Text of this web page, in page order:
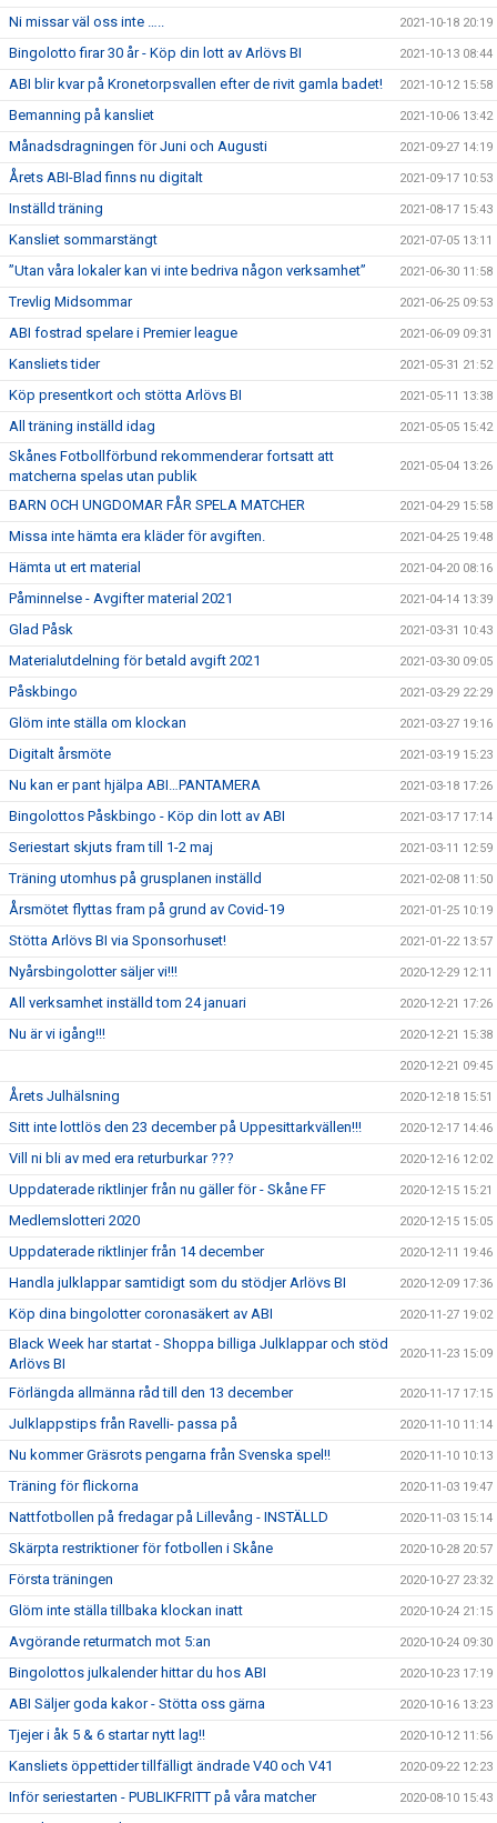
Ni missar väl oss inte ….. 2021-10-18 20:19
Bingolotto firar 30 år - Köp din lott av Arlövs BI 2021-10-13 08:44
ABI blir kvar på Kronetorpsvallen efter de rivit gamla badet! 2021-10-12 15:58
Bemanning på kansliet 2021-10-06 13:42
Månadsdragningen för Juni och Augusti 2021-09-27 14:19
Årets ABI-Blad finns nu digitalt 2021-09-17 10:53
Inställd träning 2021-08-17 15:43
Kansliet sommarstängt 2021-07-05 13:11
”Utan våra lokaler kan vi inte bedriva någon verksamhet” 2021-06-30 11:58
Trevlig Midsommar 2021-06-25 09:53
ABI fostrad spelare i Premier league 2021-06-09 09:31
Kansliets tider 2021-05-31 21:52
Köp presentkort och stötta Arlövs BI 2021-05-11 13:38
All träning inställd idag 2021-05-05 15:42
Skånes Fotbollförbund rekommenderar fortsatt att
matcherna spelas utan publik
2021-05-04 13:26
BARN OCH UNGDOMAR FÅR SPELA MATCHER 2021-04-29 15:58
Missa inte hämta era kläder för avgiften. 2021-04-25 19:48
Hämta ut ert material 2021-04-20 08:16
Påminnelse - Avgifter material 2021 2021-04-14 13:39
Glad Påsk 2021-03-31 10:43
Materialutdelning för betald avgift 2021 2021-03-30 09:05
Påskbingo 2021-03-29 22:29
Glöm inte ställa om klockan 2021-03-27 19:16
Digitalt årsmöte 2021-03-19 15:23
Nu kan er pant hjälpa ABI…PANTAMERA 2021-03-18 17:26
Bingolottos Påskbingo - Köp din lott av ABI 2021-03-17 17:14
Seriestart skjuts fram till 1-2 maj 2021-03-11 12:59
Träning utomhus på grusplanen inställd 2021-02-08 11:50
Årsmötet flyttas fram på grund av Covid-19 2021-01-25 10:19
Stötta Arlövs BI via Sponsorhuset! 2021-01-22 13:57
Nyårsbingolotter säljer vi!!! 2020-12-29 12:11
All verksamhet inställd tom 24 januari 2020-12-21 17:26
Nu är vi igång!!! 2020-12-21 15:38
2020-12-21 09:45
Årets Julhälsning 2020-12-18 15:51
Sitt inte lottlös den 23 december på Uppesittarkvällen!!! 2020-12-17 14:46
Vill ni bli av med era returburkar ??? 2020-12-16 12:02
Uppdaterade riktlinjer från nu gäller för - Skåne FF 2020-12-15 15:21
Medlemslotteri 2020 2020-12-15 15:05
Uppdaterade riktlinjer från 14 december 2020-12-11 19:46
Handla julklappar samtidigt som du stödjer Arlövs BI 2020-12-09 17:36
Köp dina bingolotter coronasäkert av ABI 2020-11-27 19:02
Black Week har startat - Shoppa billiga Julklappar och stöd
Arlövs BI
2020-11-23 15:09
Förlängda allmänna råd till den 13 december 2020-11-17 17:15
Julklappstips från Ravelli- passa på 2020-11-10 11:14
Nu kommer Gräsrots pengarna från Svenska spel!! 2020-11-10 10:13
Träning för flickorna 2020-11-03 19:47
Nattfotbollen på fredagar på Lillevång - INSTÄLLD 2020-11-03 15:14
Skärpta restriktioner för fotbollen i Skåne 2020-10-28 20:57
Första träningen 2020-10-27 23:32
Glöm inte ställa tillbaka klockan inatt 2020-10-24 21:15
Avgörande returmatch mot 5:an 2020-10-24 09:30
Bingolottos julkalender hittar du hos ABI 2020-10-23 17:19
ABI Säljer goda kakor - Stötta oss gärna 2020-10-16 13:23
Tjejer i åk 5 & 6 startar nytt lag!! 2020-10-12 11:56
Kansliets öppettider tillfälligt ändrade V40 och V41 2020-09-22 12:23
Inför seriestarten - PUBLIKFRITT på våra matcher 2020-08-10 15:43